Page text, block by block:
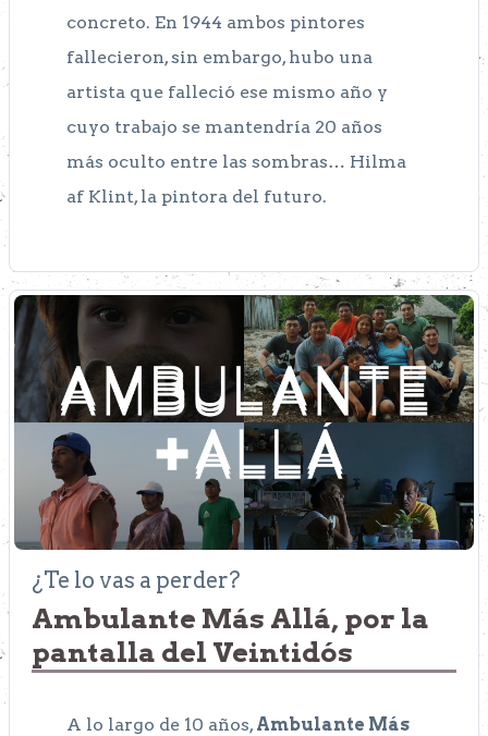
concreto. En 1944 ambos pintores
fallecieron, sin embargo, hubo una
artista que falleció ese mismo año y
cuyo trabajo se mantendría 20 años
más oculto entre las sombras… Hilma
af Klint, la pintora del futuro.
¿Te lo vas a perder?
Ambulante Más Allá, por la
pantalla del Veintidós
A lo largo de 10 años, Ambulante Más